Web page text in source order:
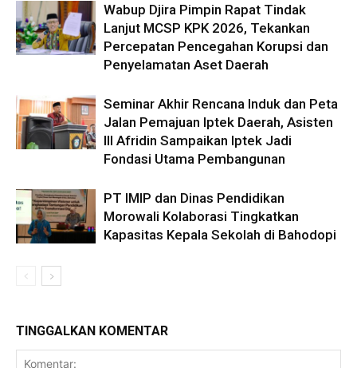
Wabup Djira Pimpin Rapat Tindak
Lanjut MCSP KPK 2026, Tekankan
Percepatan Pencegahan Korupsi dan
Penyelamatan Aset Daerah
Seminar Akhir Rencana Induk dan Peta
Jalan Pemajuan Iptek Daerah, Asisten
III Afridin Sampaikan Iptek Jadi
Fondasi Utama Pembangunan
PT IMIP dan Dinas Pendidikan
Morowali Kolaborasi Tingkatkan
Kapasitas Kepala Sekolah di Bahodopi
TINGGALKAN KOMENTAR